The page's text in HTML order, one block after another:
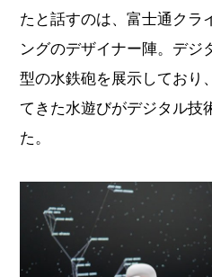
たと話すのは、富士通クラ
ングのデザイナー陣。デジ
型の水鉄砲を展示しており
てきた水遊びがデジタル技
た。